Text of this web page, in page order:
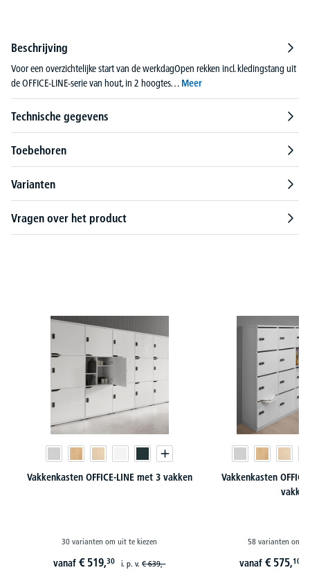
Beschrijving
Voor een overzichtelijke start van de werkdagOpen rekken incl. kledingstang uit
de OFFICE-LINE-serie van hout, in 2 hoogtes… Meer
Technische gegevens
Toebehoren
Varianten
Vragen over het product
Vakkenkasten OFFICE-LINE met 3 vakken
30 varianten om uit te kiezen
vanaf€ 519,30 i. p. v.€ 639,-
Vakkenkasten
vakken
58 varianten om
vanaf€ 575,10